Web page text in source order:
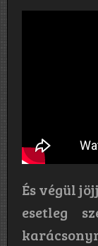
És végül
esetleg